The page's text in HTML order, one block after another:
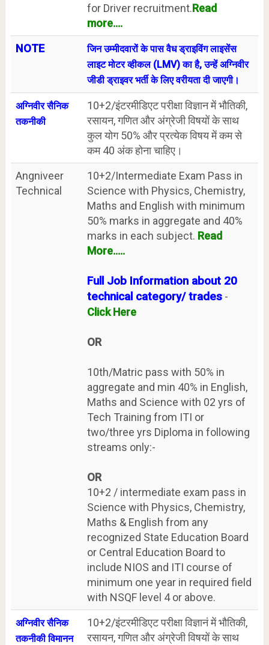
for Driver recruitment.Read
more....
NOTE
जिन उम्मीदवारों के पास वैध ड्राइविंग लाइसेंस
लाइट मोटर व्हीकल (LMV) का है, उन्हें अग्निवीर
जीडी ड्राइवर भर्ती के लिए वरीयता दी जाएगी।
अग्निवीर सैनिक
तकनीकी
10+2/इंटरमीडिएट परीक्षा विज्ञान में भौतिकी,
रसायन, गणित और अंग्रेजी विषयों के साथ
कुल योग 50% और प्रत्येक विषय में कम से
कम 40 अंक होना चाहिए।
Angniveer
Technical
10+2/Intermediate Exam Pass in
Science with Physics, Chemistry,
Maths and English with minimum
50% marks in aggregate and 40%
marks in each subject. Read
More.....
Full Job Information about 20
technical category/ trades-
Click Here
OR
10th/Matric pass with 50% in
aggregate and min 40% in English,
Maths and Science with 02 yrs of
Tech Training from ITI or
two/three yrs Diploma in following
streams only:-
OR
10+2 / intermediate exam pass in
Science with Physics, Chemistry,
Maths & English from any
recognized State Education Board
or Central Education Board to
include NIOS and ITI course of
minimum one year in required field
with NSQF level 4 or above.
अग्निवीर सैनिक
तकनीकी विमानन
10+2/इंटरमीडिएट परीक्षा विज्ञानं में भौतिकी,
रसायन, गणित और अंग्रेजी विषयों के साथ